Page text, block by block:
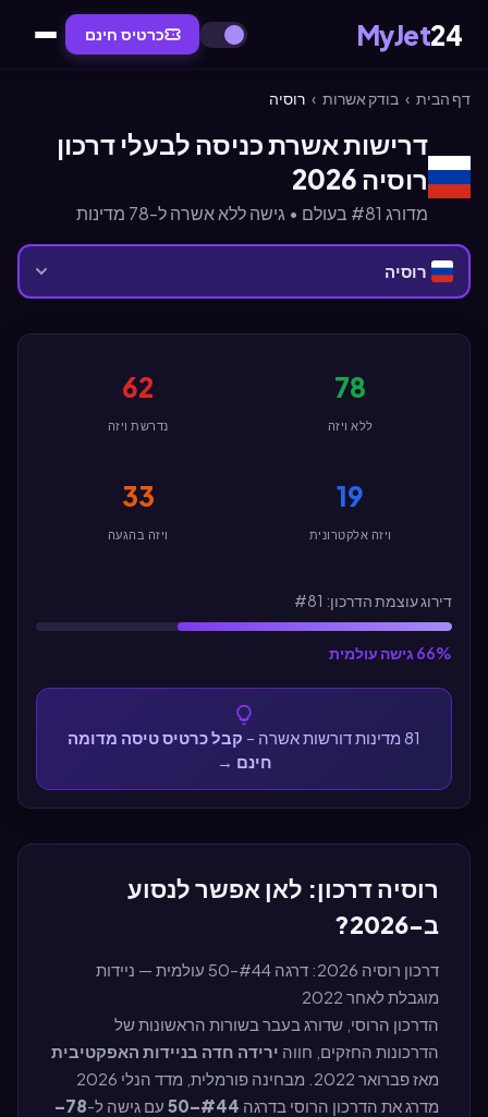
MyJet24 כרטיס חינם
דף הבית › בודק אשרות › רוסיה
דרישות אשרת כניסה לבעלי דרכון
רוסיה 2026
מדורג #81 בעולם • גישה ללא אשרה ל-78 מדינות
רוסיה
78
ללא ויזה
62
נדרשת ויזה
19
ויזה אלקטרונית
33
ויזה בהגעה
דירוג עוצמת הדרכון: #81
66% גישה עולמית
81 מדינות דורשות אשרה –
קבל כרטיס טיסה מדומה
חינם →
רוסיה דרכון: לאן אפשר לנסוע
ב-2026?
דרכון רוסיה 2026: דרגה #44–50 עולמית — ניידות
מוגבלת לאחר 2022
הדרכון הרוסי, שדורג בעבר בשורות הראשונות של
הדרכונות החזקים, חווה ירידה חדה בניידות האפקטיבית
מאז פברואר 2022. מבחינה פורמלית, מדד הנלי 2026
מדרג את הדרכון הרוסי בדרגה #44–50 עם גישה ל-
78–